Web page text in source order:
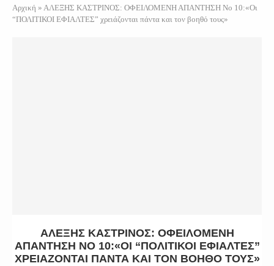
Αρχική » ΑΛΕΞΗΣ ΚΑΣΤΡΙΝΟΣ: ΟΦΕΙΛΟΜΕΝΗ ΑΠΑΝΤΗΣΗ Νο 10:«Οι
“ΠΟΛΙΤΙΚΟΙ ΕΦΙΑΛΤΕΣ” χρειάζονται πάντα και τον βοηθό τους»
ΑΛΕΞΗΣ ΚΑΣΤΡΙΝΟΣ: ΟΦΕΙΛΟΜΕΝΗ
ΑΠΑΝΤΗΣΗ ΝΟ 10:«ΟΙ “ΠΟΛΙΤΙΚΟΙ ΕΦΙΑΛΤΕΣ”
ΧΡΕΙΆΖΟΝΤΑΙ ΠΆΝΤΑ ΚΑΙ ΤΟΝ ΒΟΗΘΌ ΤΟΥΣ»